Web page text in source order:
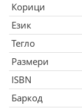
Корици
Език
Тегло
Размери
ISBN
Баркод